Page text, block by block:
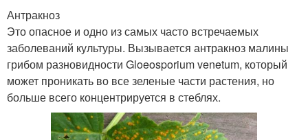
Антракноз
Это опасное и одно из самых часто встречаемых
заболеваний культуры. Вызывается антракноз малины
грибом разновидности Gloeosporium venetum, который
может проникать во все зеленые части растения, но
больше всего концентрируется в стеблях.